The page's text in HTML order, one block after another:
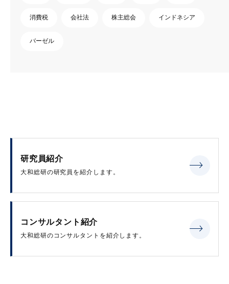
消費税 会社法 株主総会 インドネシア
バーゼル
研究員紹介
大和総研の研究員を紹介します。
コンサルタント紹介
大和総研のコンサルタントを紹介します。